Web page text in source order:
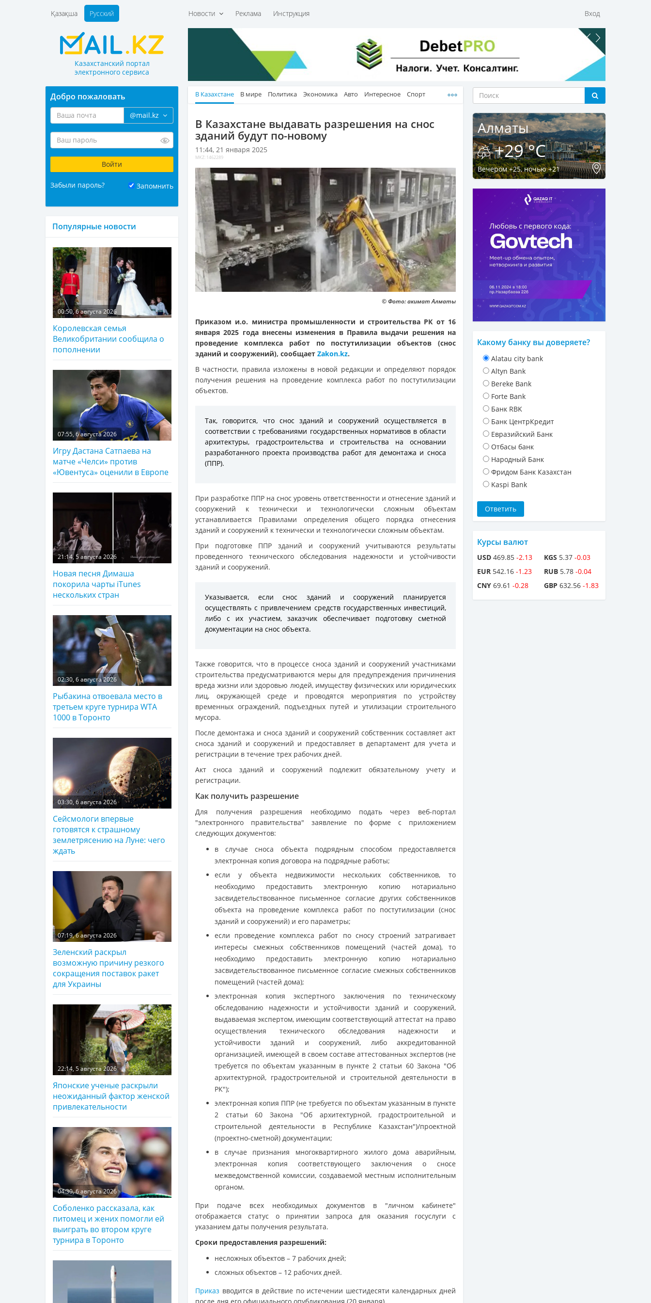
Новости Реклама Инструкция Вход
Қазақша Русский
Казахстанский портал
электронного сервиса
В Казахстане В мире Политика Экономика Авто Интересное Спорт
В Казахстане выдавать разрешения на снос
зданий будут по-новому
11:44, 21 января 2025
MKZ: 1462289
© Фото: акимат Алматы
Приказом и.о. министра промышленности и строительства РК от 16
января 2025 года внесены изменения в Правила выдачи решения на
проведение комплекса работ по постутилизации объектов (снос
зданий и сооружений), сообщает Zakon.kz.
В частности, правила изложены в новой редакции и определяют порядок
получения решения на проведение комплекса работ по постутилизации
объектов.
Так, говорится, что снос зданий и сооружений осуществляется в
соответствии с требованиями государственных нормативов в области
архитектуры, градостроительства и строительства на основании
разработанного проекта производства работ для демонтажа и сноса
(ППР).
При разработке ППР на снос уровень ответственности и отнесение зданий и
сооружений к технически и технологически сложным объектам
устанавливается Правилами определения общего порядка отнесения
зданий и сооружений к технически и технологически сложным объектам.
При подготовке ППР зданий и сооружений учитываются результаты
проведенного технического обследования надежности и устойчивости
зданий и сооружений.
Указывается, если снос зданий и сооружений планируется
осуществлять с привлечением средств государственных инвестиций,
либо с их участием, заказчик обеспечивает подготовку сметной
документации на снос объекта.
Также говорится, что в процессе сноса зданий и сооружений участниками
строительства предусматриваются меры для предупреждения причинения
вреда жизни или здоровью людей, имуществу физических или юридических
лиц, окружающей среде и проводятся мероприятия по устройству
временных ограждений, подъездных путей и утилизации строительного
мусора.
После демонтажа и сноса зданий и сооружений собственник составляет акт
сноса зданий и сооружений и предоставляет в департамент для учета и
регистрации в течение трех рабочих дней.
Акт сноса зданий и сооружений подлежит обязательному учету и
регистрации.
Как получить разрешение
Для получения разрешения необходимо подать через веб-портал
"электронного правительства" заявление по форме с приложением
следующих документов:
в случае сноса объекта подрядным способом предоставляется
электронная копия договора на подрядные работы;
если у объекта недвижимости нескольких собственников, то
необходимо предоставить электронную копию нотариально
засвидетельствованное письменное согласие других собственников
объекта на проведение комплекса работ по постутилизации (снос
зданий и сооружений) и его параметры;
если проведение комплекса работ по сносу строений затрагивает
интересы смежных собственников помещений (частей дома), то
необходимо предоставить электронную копию нотариально
засвидетельствованное письменное согласие смежных собственников
помещений (частей дома);
электронная копия экспертного заключения по техническому
обследованию надежности и устойчивости зданий и сооружений,
выдаваемая экспертом, имеющим соответствующий аттестат на право
осуществления технического обследования надежности и
устойчивости зданий и сооружений, либо аккредитованной
организацией, имеющей в своем составе аттестованных экспертов (не
требуется по объектам указанным в пункте 2 статьи 60 Закона "Об
архитектурной, градостроительной и строительной деятельности в
РК");
электронная копия ППР (не требуется по объектам указанным в пункте
2 статьи 60 Закона "Об архитектурной, градостроительной и
строительной деятельности в Республике Казахстан")/проектной
(проектно-сметной) документации;
в случае признания многоквартирного жилого дома аварийным,
электронная копия соответствующего заключения о сносе
межведомственной комиссии, создаваемой местным исполнительным
органом.
При подаче всех необходимых документов в "личном кабинете"
отображается статус о принятии запроса для оказания госуслуги с
указанием даты получения результата.
Сроки предоставления разрешений:
несложных объектов – 7 рабочих дней;
сложных объектов – 12 рабочих дней.
Приказ вводится в действие по истечении шестидесяти календарных дней
после дня его официального опубликования (20 января).
Добро пожаловать
@mail.kz
Забыли пароль? Запомнить
Популярные новости
00:50, 6 августа 2026
Королевская семья
Великобритании сообщила о
пополнении
07:55, 6 августа 2026
Игру Дастана Сатпаева на
матче «Челси» против
«Ювентуса» оценили в Европе
21:14, 5 августа 2026
Новая песня Димаша
покорила чарты iTunes
нескольких стран
02:30, 6 августа 2026
Рыбакина отвоевала место в
третьем круге турнира WTA
1000 в Торонто
03:30, 6 августа 2026
Сейсмологи впервые
готовятся к страшному
землетрясению на Луне: чего
ждать
07:19, 6 августа 2026
Зеленский раскрыл
возможную причину резкого
сокращения поставок ракет
для Украины
22:14, 5 августа 2026
Японские ученые раскрыли
неожиданный фактор женской
привлекательности
04:30, 6 августа 2026
Соболенко рассказала, как
питомец и жених помогли ей
выиграть во втором круге
турнира в Торонто
Алматы
+29 °C
Вечером +25, ночью +21
Какому банку вы доверяете?
Alatau city bank
Altyn Bank
Bereke Bank
Forte Bank
Банк RBK
Банк ЦентрКредит
Евразийский Банк
Отбасы банк
Народный Банк
Фридом Банк Казахстан
Kaspi Bank
Курсы валют
USD 469.85 -2.13
EUR 542.16 -1.23
CNY 69.61 -0.28
KGS 5.37 -0.03
RUB 5.78 -0.04
GBP 632.56 -1.83